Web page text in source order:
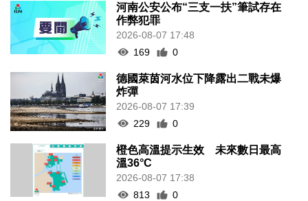
河南公安公布“三支一扶”筆試存在
作弊犯罪
2026-08-07 17:48
169
0
德國萊茵河水位下降露出二戰未爆
炸彈
2026-08-07 17:39
229
0
橙色高溫提示生效 未來數日最高
溫36°C
2026-08-07 17:38
813
0